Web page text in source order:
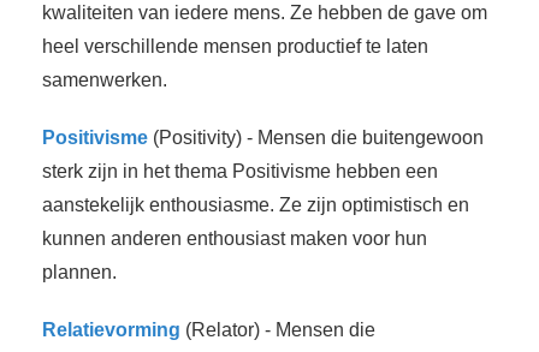
kwaliteiten van iedere mens. Ze hebben de gave om
heel verschillende mensen productief te laten
samenwerken.
Positivisme (Positivity) - Mensen die buitengewoon
sterk zijn in het thema Positivisme hebben een
aanstekelijk enthousiasme. Ze zijn optimistisch en
kunnen anderen enthousiast maken voor hun
plannen.
Relatievorming (Relator) - Mensen die